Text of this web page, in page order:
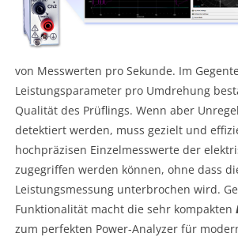
von Messwerten pro Sekunde. Im
Leistungsparameter pro Umdrehung
Qualität des Prüflings. Wenn aber
detektiert werden, muss gezielt und
hochpräzisen Einzelmesswerte der
zugegriffen werden können, ohne dass
Leistungsmessung unterbrochen wird.
Funktionalität macht die sehr kompakten
zum perfekten Power-Analyzer für